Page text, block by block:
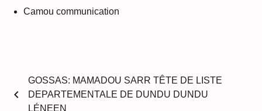
Camou communication
chevron_left
GOSSAS: MAMADOU SARR TÊTE DE LISTE
DEPARTEMENTALE DE DUNDU DUNDU
LÉNEEN